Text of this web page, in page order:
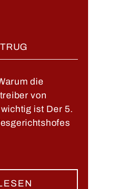
die
von
ist Der 5.